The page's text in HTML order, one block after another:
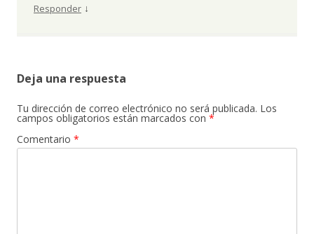
Responder ↓
Deja una respuesta
Tu dirección de correo electrónico no será publicada. Los
campos obligatorios están marcados con *
Comentario *